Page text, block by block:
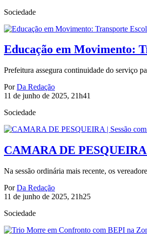
Sociedade
Educação em Movimento:
Prefeitura assegura continuidade do serviço
PorDa Redação
11 de junho de 2025, 21h41
Sociedade
CAMARA DE PESQUEIRA
Na sessão ordinária mais recente, os
PorDa Redação
11 de junho de 2025, 21h25
Sociedade